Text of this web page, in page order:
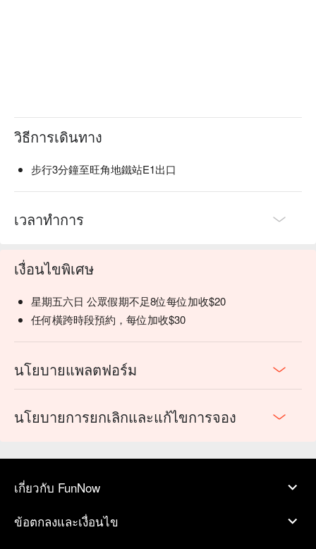
วิธีการเดินทาง
步行3分鐘至旺角地鐵站E1出口
เวลาทำการ
เงื่อนไขพิเศษ
星期五六日 公眾假期不足8位每位加收$20
任何橫跨時段預約，每位加收$30
นโยบายแพลตฟอร์ม
นโยบายการยกเลิกและแก้ไขการจอง
เกี่ยวกับ FunNow
ข้อตกลงและเงื่อนไข